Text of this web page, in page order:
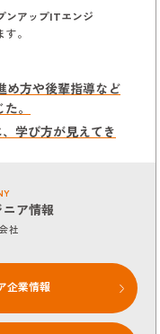
ンアップITエンジ
。
め方や後輩指導など
。
学び方が見えてき
ア情報
社
企業情報